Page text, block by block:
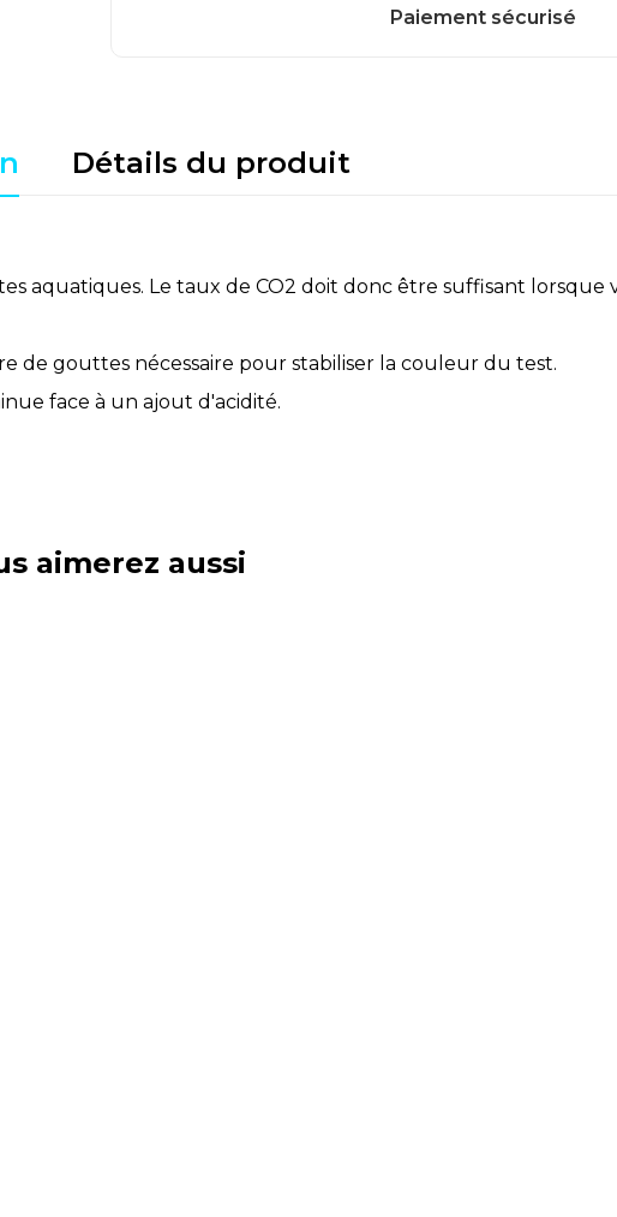
Détails du produit
aquatiques. Le taux de CO2 doit donc être suffisant lorsque
de gouttes nécessaire pour stabiliser la couleur du test.
face à un ajout d'acidité.
aimerez aussi